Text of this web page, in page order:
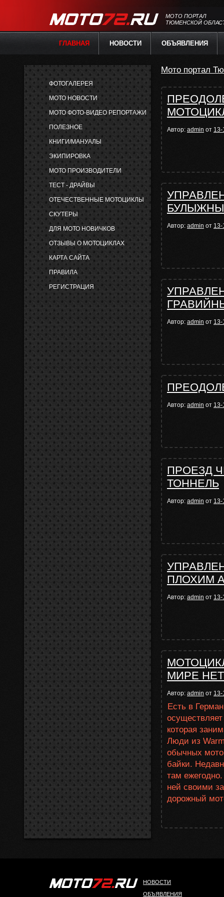
МОТО ПОРТАЛ
ТЮМЕНСКОЙ
ГЛАВНАЯ НОВОСТИ ОБЪЯВЛЕНИЯ
ФОТОГАЛЕРЕЯ
МОТО НОВОСТИ
МОТО ФОТО-ВИДЕО РЕПОРТАЖИ
ПОЛЕЗНОЕ
КНИГИ/МАНУАЛЫ
ЭКИПИРОВКА
МОТО ПРОИЗВОДИТЕЛИ
ТЕСТ - ДРАЙВЫ
ОТЕЧЕСТВЕННЫЕ МОТОЦИКЛЫ
СКУТЕРЫ
ДЛЯ МОТО НОВИЧКОВ
ОТЗЫВЫ О МОТОЦИКЛАХ
КАРТА САЙТА
ПРАВИЛА
РЕГИСТРАЦИЯ
Мото портал
Автор: admin от 13-
Автор: admin от 13-
Автор: admin от 13-
Автор: admin от 13-
ПРОЕЗД
ТОННЕЛЬ
Автор: admin от 13-
ПЛОХИМ
Автор: admin от 13-
МИРЕ НЕТ
Автор: admin от 13-
Есть в
которая
Люди из
обычных
байки.
там
ней своими
дорожный
НОВОСТИ
ОБЪЯВЛЕНИЯ